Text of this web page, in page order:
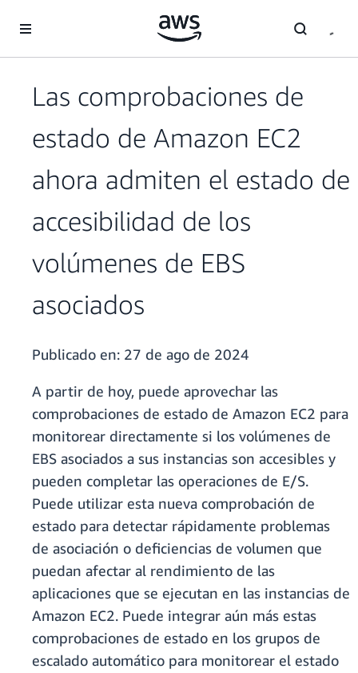
Las comprobaciones de
estado de Amazon EC2
ahora admiten el estado de
accesibilidad de los
volúmenes de EBS
asociados
Publicado en: 27 de ago de 2024
A partir de hoy, puede aprovechar las
comprobaciones de estado de Amazon EC2 para
monitorear directamente si los volúmenes de
EBS asociados a sus instancias son accesibles y
pueden completar las operaciones de E/S.
Puede utilizar esta nueva comprobación de
estado para detectar rápidamente problemas
de asociación o deficiencias de volumen que
puedan afectar al rendimiento de las
aplicaciones que se ejecutan en las instancias de
Amazon EC2. Puede integrar aún más estas
comprobaciones de estado en los grupos de
escalado automático para monitorear el estado